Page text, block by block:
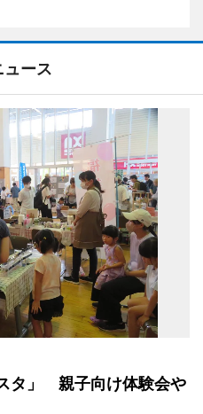
ース
タ」 親子向け体験会や